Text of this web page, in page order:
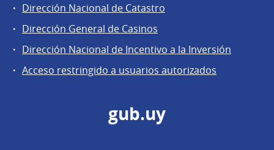
la
Dirección
General
de
Secretaría
Dirección Nacional de Catastro
Dirección General de Casinos
Dirección Nacional de Incentivo a la Inversión
Acceso restringido a usuarios autorizados
gub.uy